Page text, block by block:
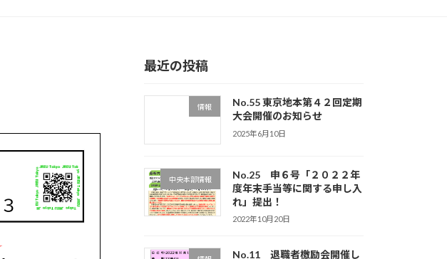
最近の投稿
情報
No.55 東京地本第４２回定期
大会開催のお知らせ
2025年6月10日
中央本部情報
No.25 申６号「２０２２年
度年末手当等に関する申し入
れ」提出！
2022年10月20日
No.11 退職者檄励会開催し